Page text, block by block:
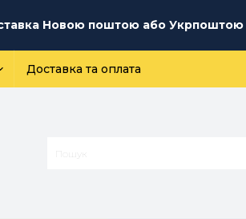
Новою поштою або Укрпоштою
Доставка та оплата